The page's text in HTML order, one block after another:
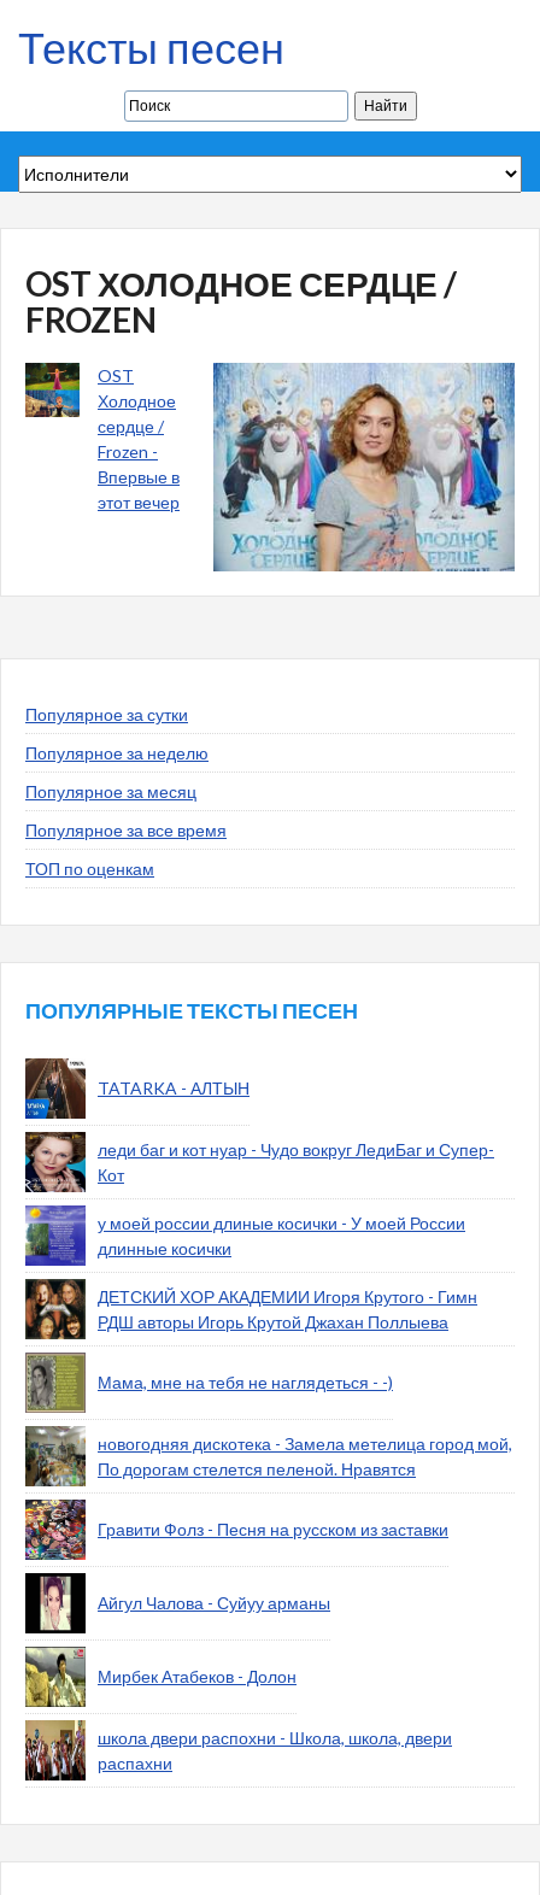
Тексты песен
OST ХОЛОДНОЕ СЕРДЦЕ /
FROZEN
OST
Холодное
сердце /
Frozen -
Впервые в
этот вечер
Популярное за сутки
Популярное за неделю
Популярное за месяц
Популярное за все время
ТОП по оценкам
ПОПУЛЯРНЫЕ ТЕКСТЫ ПЕСЕН
TATARKA - АЛТЫН
леди баг и кот нуар - Чудо вокруг ЛедиБаг и Супер-
Кот
у моей россии длиные косички - У моей России
длинные косички
ДЕТСКИЙ ХОР АКАДЕМИИ Игоря Крутого - Гимн
РДШ авторы Игорь Крутой Джахан Поллыева
Мама, мне на тебя не наглядеться - -)
новогодняя дискотека - Замела метелица город мой,
По дорогам стелется пеленой. Нравятся
Гравити Фолз - Песня на русском из заставки
Айгул Чалова - Суйуу арманы
Мирбек Атабеков - Долон
школа двери распохни - Школа, школа, двери
распахни